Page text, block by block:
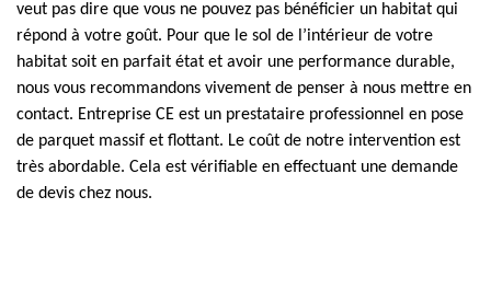
veut pas dire que vous ne pouvez pas bénéficier un habitat qui
répond à votre goût. Pour que le sol de l’intérieur de votre
habitat soit en parfait état et avoir une performance durable,
nous vous recommandons vivement de penser à nous mettre en
contact. Entreprise CE est un prestataire professionnel en pose
de parquet massif et flottant. Le coût de notre intervention est
très abordable. Cela est vérifiable en effectuant une demande
de devis chez nous.